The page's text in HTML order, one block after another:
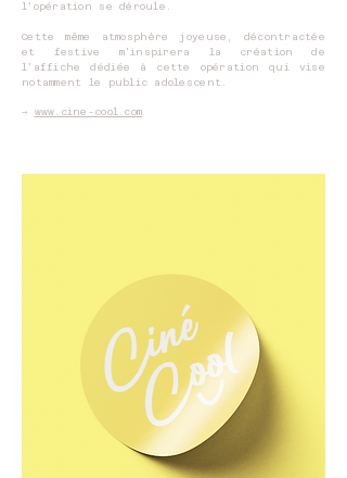
l'opération se déroule.
Cette même atmosphère joyeuse, décontractée
et festive m'inspirera la création de
l'affiche dédiée à cette opération qui vise
notamment le public adolescent.
​→ www.cine-cool.com